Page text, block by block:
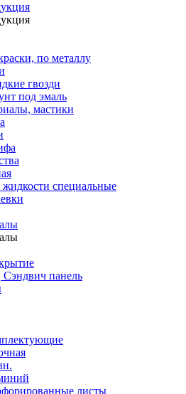
по металлу
гвозди
под эмаль
мастики
жидкости специальные
панель
листы